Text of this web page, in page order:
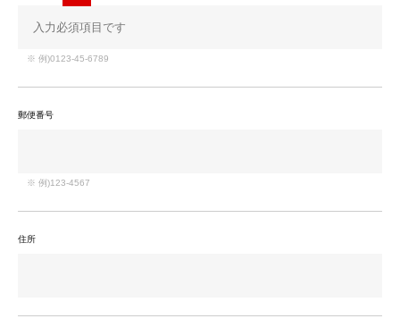
※ 例)0123-45-6789
郵便番号
※ 例)123-4567
住所